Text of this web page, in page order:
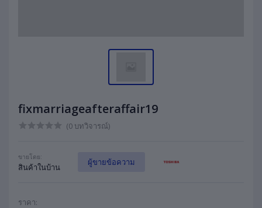
fixmarriageafteraffair19
(0 บทวิจารณ์)
ขายโดย:
สินค้าในบ้าน
ผู้ขายข้อความ
ราคา: